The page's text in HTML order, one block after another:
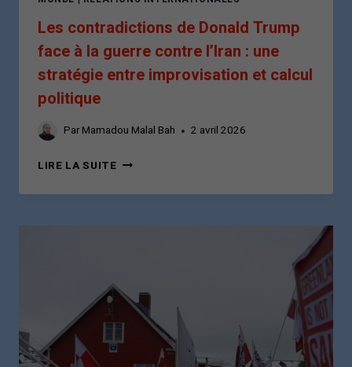
Les contradictions de Donald Trump
face à la guerre contre l’Iran : une
stratégie entre improvisation et calcul
politique
Par Mamadou Malal Bah 2 avril 2026
LIRE LA SUITELES
DE
GUERRE
CONTRE
L’IRAN
: